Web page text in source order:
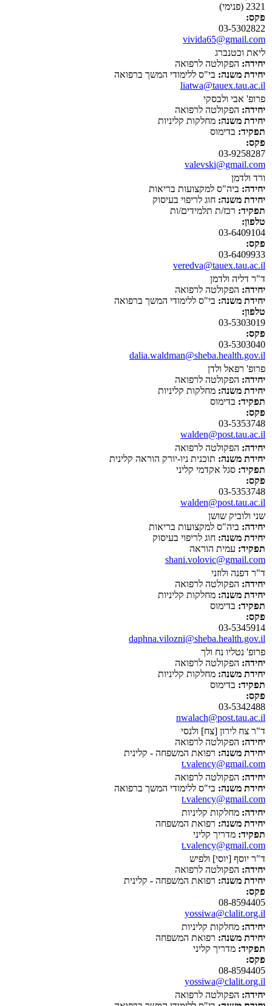
2321 (פנימי)
פקס:
03-5302822
vivida65@gmail.com
ליאת וכטנברג
יחידה: הפקולטה לרפואה
יחידת משנה: בי"ס ללימודי המשך ברפואה
liatwa@tauex.tau.ac.il
פרופ' אבי ולבסקי
יחידה: הפקולטה לרפואה
יחידת משנה: מחלקות קליניות
תפקיד: בדימוס
פקס:
03-9258287
valevski@gmail.com
ורד ולדמן
יחידה: ביה"ס למקצועות בריאות
יחידת משנה: חוג לריפוי בעיסוק
תפקיד: רכז/ת תלמידים/ות
טלפון:
03-6409104
פקס:
03-6409933
veredva@tauex.tau.ac.il
ד"ר דליה ולדמן
יחידה: הפקולטה לרפואה
יחידת משנה: בי"ס ללימודי המשך ברפואה
טלפון:
03-5303019
פקס:
03-5303040
dalia.waldman@sheba.health.gov.il
פרופ' רפאל ולדן
יחידה: הפקולטה לרפואה
יחידת משנה: מחלקות קליניות
תפקיד: בדימוס
פקס:
03-5353748
walden@post.tau.ac.il
יחידה: הפקולטה לרפואה
יחידת משנה: תוכנית ניו-יורק הוראה קלינית
תפקיד: סגל אקדמי קליני
פקס:
03-5353748
walden@post.tau.ac.il
שני ולוביק שושן
יחידה: ביה"ס למקצועות בריאות
יחידת משנה: חוג לריפוי בעיסוק
תפקיד: עמית הוראה
shani.volovic@gmail.com
ד"ר דפנה ולוזני
יחידה: הפקולטה לרפואה
יחידת משנה: מחלקות קליניות
תפקיד: בדימוס
פקס:
03-5345914
daphna.vilozni@sheba.health.gov.il
פרופ' נטליו נח ולך
יחידה: הפקולטה לרפואה
יחידת משנה: מחלקות קליניות
תפקיד: בדימוס
פקס:
03-5342488
nwalach@post.tau.ac.il
ד"ר צח לירון [צח] ולנסי
יחידה: הפקולטה לרפואה
יחידת משנה: רפואת המשפחה - קלינית
t.valency@gmail.com
יחידה: הפקולטה לרפואה
יחידת משנה: בי"ס ללימודי המשך ברפואה
t.valency@gmail.com
יחידה: מחלקות קליניות
יחידת משנה: רפואת המשפחה
תפקיד: מדריך קליני
t.valency@gmail.com
ד"ר יוסף [יוסי] ולפיש
יחידה: הפקולטה לרפואה
יחידת משנה: רפואת המשפחה - קלינית
פקס:
08-8594405
yossiwa@clalit.org.il
יחידה: מחלקות קליניות
יחידת משנה: רפואת המשפחה
תפקיד: מדריך קליני
פקס:
08-8594405
yossiwa@clalit.org.il
יחידה: הפקולטה לרפואה